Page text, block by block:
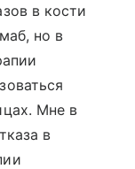
в кости
но в
Мне в
в